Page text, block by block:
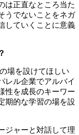
は正直なところ当た
うでないことをネガ
していくことに意義
場を設けてほしい
レル企業でアルバイ
性を成長のキーワー
期的な学習の場を設
ジャーと対話して理